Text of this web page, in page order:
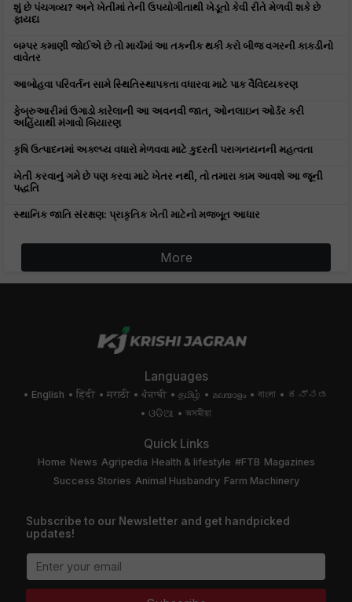
શું છે પંચગવ્ય? અને ખેતીમાં તેની ઉપયોગીતાથી ખેડૂતો કેવી રીતે મેળવી શકે છે
ફાયદા
બમ્પર કમાણી જોઈએ છે તો માર્ચમાં આ તકનીક થકી કરો બીજ વગરની કાકડીનો
વાવેતર
આબોહવા પરિવર્તન સામે સ્થિતિસ્થાપકતા વધારવા માટે પાક વૈવિધ્યકરણ
ફેબ્રુઆરીમાં ઉગાડો કારેલાની આ અવનવી જાત, ઓનલાઇન ઓર્ડર કરી
અહિંયાથી મંગાવો બિયારણ
કૃષિ ઉત્પાદનમાં અક્લ્પ્ય વધારો મેળવવા માટે કુદરતી પરાગનયનની મહત્વતા
ખેતી કરવાનું ગમે છે પણ કરવા માટે ખેતર નથી, તો તમારા કામ આવશે આ જૂની
પદ્ધતિ
સ્થાનિક જાતિ સંરક્ષણ: પ્રાકૃતિક ખેતી માટેનો મજબૂત આધાર
More
Languages
English हिंदी मराठी ਪੰਜਾਬੀ தமிழ் മലയാളം বাংলা
ಕನ್ನಡ
ଓଡିଆ
অসমীয়া
Quick Links
Home News Agripedia Health & lifestyle #FTB Magazines
Success Stories Animal Husbandry Farm Machinery
Subscribe to our Newsletter and get handpicked
updates!